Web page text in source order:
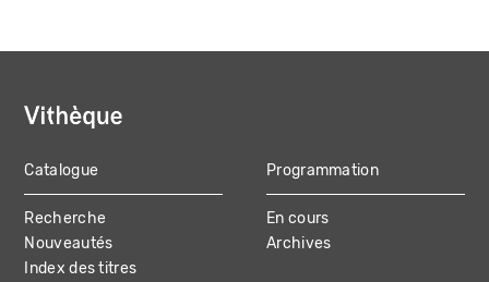
MAIN
NAVIGATION
Catalogue
Recherche
Nouveautés
Index des titres
Programmation
En cours
Archives